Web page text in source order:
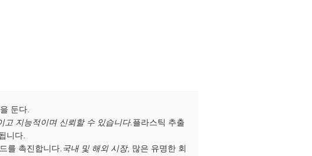
둔다.
고 지능적이며 신뢰할 수 있습니다. 플라스틱 추출
니다.
를 촉진합니다. 국내 및 해외 시장, 많은 유명한 회